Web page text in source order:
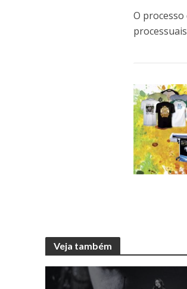
O
Veja também